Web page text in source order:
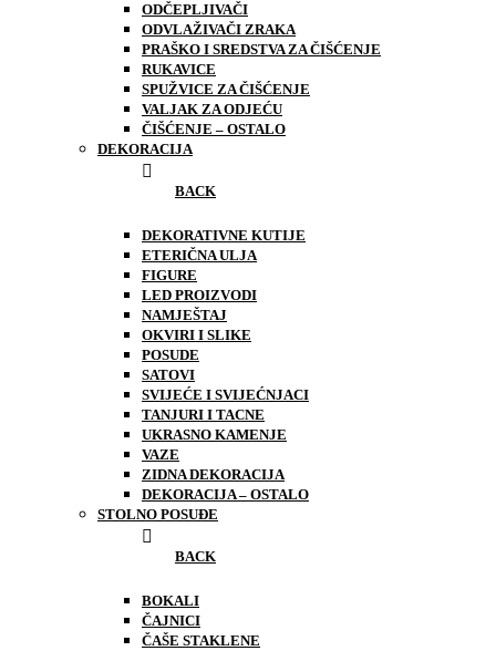
ODČEPLJIVAČI
ODVLAŽIVAČI ZRAKA
PRAŠKO I SREDSTVA ZA ČIŠĆENJE
RUKAVICE
SPUŽVICE ZA ČIŠĆENJE
VALJAK ZA ODJEĆU
ČIŠĆENJE – OSTALO
DEKORACIJA
BACK
DEKORATIVNE KUTIJE
ETERIČNA ULJA
FIGURE
LED PROIZVODI
NAMJEŠTAJ
OKVIRI I SLIKE
POSUDE
SATOVI
SVIJEĆE I SVIJEĆNJACI
TANJURI I TACNE
UKRASNO KAMENJE
VAZE
ZIDNA DEKORACIJA
DEKORACIJA – OSTALO
STOLNO POSUĐE
BACK
BOKALI
ČAJNICI
ČAŠE STAKLENE